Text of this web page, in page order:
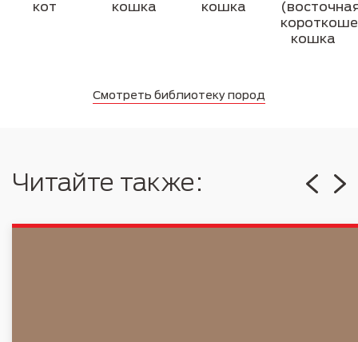
кот
кошка
кошка
кошка
Смотреть библиотеку пород
Читайте также: